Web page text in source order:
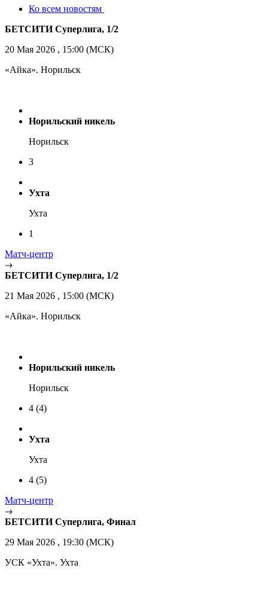
Ко всем новостям
БЕТСИТИ Суперлига, 1/2
20 Мая 2026 , 15:00 (МСК)
«Айка». Норильск
Норильский никель
Норильск
3
Ухта
Ухта
1
Матч-центр
БЕТСИТИ Суперлига, 1/2
21 Мая 2026 , 15:00 (МСК)
«Айка». Норильск
Норильский никель
Норильск
4 (4)
Ухта
Ухта
4 (5)
Матч-центр
БЕТСИТИ Суперлига, Финал
29 Мая 2026 , 19:30 (МСК)
УСК «Ухта». Ухта